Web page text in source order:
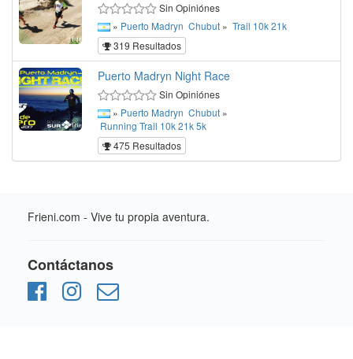
Sin Opiniónes
» Puerto Madryn Chubut » Trail 10k21k
319 Resultados
Puerto Madryn Night Race
Sin Opiniónes
» Puerto Madryn Chubut »
Running Trail 10k21k5k
475 Resultados
Frieni.com - Vive tu propia aventura.
Contáctanos